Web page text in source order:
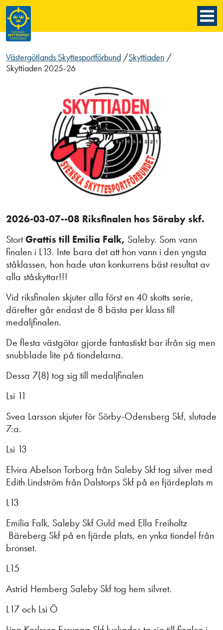
Västergötlands Skyttesportförbund /Skyttiaden /
Skyttiaden 2025-26
2026-03-07--08 Riksfinalen hos Söraby skf.
StortGrattis till Emilia Falk, Saleby. Som vann
finalen i L13. Inte bara det att hon vann i den yngsta
ståklassen, hon hade utan konkurrens bäst resultat av
alla ståskyttar!!!
Vid riksfinalen skjuter alla först en 40 skotts serie,
därefter går endast de 8 bästa per klass till
medaljfinalen.
De flesta västgötar gjorde fantastiskt bar ifrån sig men
snubblade lite på tiondelarna.
Dessa 7(8) tog sig till medaljfinalen
Lsi 11
Svea Larsson skjuter för Sörby-Odensberg Skf, slutade
7:a.
Lsi 13
Elvira Abelson Torborg från Saleby Skf tog silver med
Edith Lindström från Dalstorps Skf på en fjärdeplats m
L13
Emilia Falk, Saleby Skf Guld med Ella Freiholtz
Bäreberg Skf på en fjärde plats, en ynka tiondel från
bronset.
L15
Astrid Hemberg Saleby Skf tog hem silvret.
L17 och Lsi Ö